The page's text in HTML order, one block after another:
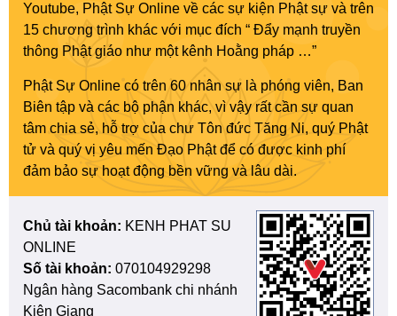
Youtube, Phật Sự Online về các sự kiện Phật sự và trên
15 chương trình khác với mục đích “ Đẩy mạnh truyền
thông Phật giáo như một kênh Hoằng pháp …”
Phật Sự Online có trên 60 nhân sự là phóng viên, Ban
Biên tập và các bộ phận khác, vì vậy rất cần sự quan
tâm chia sẻ, hỗ trợ của chư Tôn đức Tăng Ni, quý Phật
tử và quý vị yêu mến Đạo Phật để có được kinh phí
đảm bảo sự hoạt động bền vững và lâu dài.
Chủ tài khoản: KENH PHAT SU
ONLINE
Số tài khoản: 070104929298
Ngân hàng Sacombank chi nhánh
Kiên Giang